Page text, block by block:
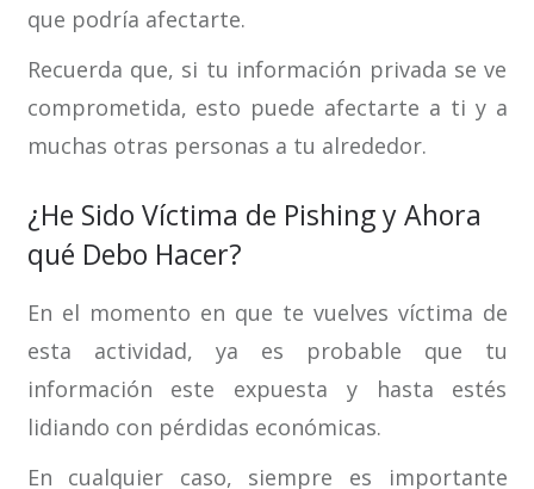
que podría afectarte.
Recuerda que, si tu información privada se ve
comprometida, esto puede afectarte a ti y a
muchas otras personas a tu alrededor.
¿He Sido Víctima de Pishing y Ahora
qué Debo Hacer?
En el momento en que te vuelves víctima de
esta actividad, ya es probable que tu
información este expuesta y hasta estés
lidiando con pérdidas económicas.
En cualquier caso, siempre es importante